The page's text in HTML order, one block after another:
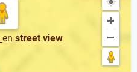
en street view